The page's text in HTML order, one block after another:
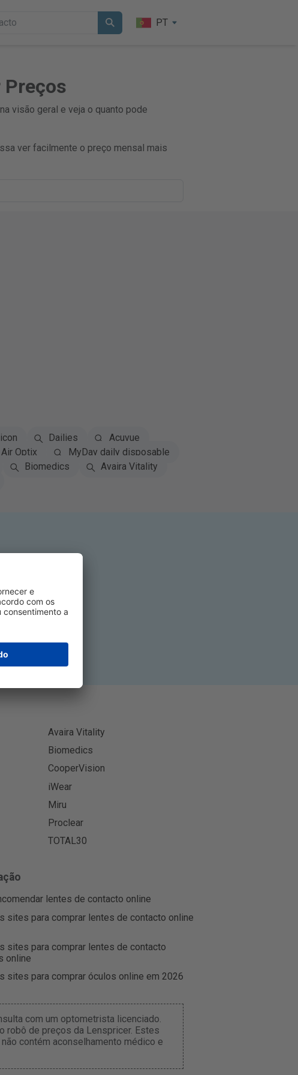
PT
Preços
visão geral e veja o quanto pode
ver facilmente o preço mensal mais
Dailies
Acuvue
Air Optix
MyDay daily disposable
Biomedics
Avaira Vitality
Avaira Vitality
Biomedics
CooperVision
iWear
Miru
Proclear
TOTAL30
lentes de contacto online
sites para comprar lentes de contacto online
sites para comprar lentes de contacto
online
sites para comprar óculos online em 2026
com um optometrista licenciado.
robô de preços da Lenspricer. Estes
contém aconselhamento médico e